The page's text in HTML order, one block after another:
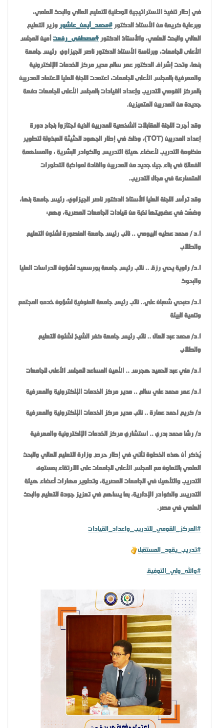
في إطار تنفيذ الاستراتيجية الوطنية للتعليم العالي والبحث العلمي،
وبرعاية كريمة من الأستاذ الدكتور#محمد_أيمن_عاشوروزير التعليم
العالي والبحث العلمي، والأستاذ الدكتور#مصطفى_رفعتأمين المجلس
الأعلى للجامعات، وبرئاسة الأستاذ الدكتور ناصر الجيزاوي رئيس جامعة
بنها، وتحت إشراف الدكتور عمر سالم مدير مركز الخدمات الإلكترونية
والمعرفية بالمجلس الأعلى للجامعات، اعتمدت اللجنة العليا لاعتماد المدربين
بالمركز القومي للتدريب وإعداد القيادات بالمجلس الأعلى للجامعات دفعة
جديدة من المدربين المتميزين.
وقد أجرت اللجنة المقابلات الشخصية للمدربين الذين اجتازوا بنجاح دورة
إعداد المدربين(TOT)
، وذلك في إطار الجهود الحثيثة المبذولة لتطوير
منظومة التدريب لأعضاء هيئة التدريس والكوادر البشرية ، والمساهمة
الفعالة في بناء جيل جديد من المدربين والقادة لمواكبة التطورات
المتسارعة في مجال التدريب.
وقد ترأس اللجنة العليا الأستاذ الدكتور ناصر الجيزاوي، رئيس جامعة بنها،
وضمّت في عضويتها نخبة من قيادات الجامعات المصرية، وهم:
ا.د / محمد عطيه البيومي .. نائب رئيس جامعة المنصورة لشئون التعليم
والطلاب
ا.د/ راوية يحي رزق .. نائب رئيس جامعة بورسعيد لشؤون الدراسات العليا
والبحوث
ا.د/ صبحي شعبان علي.. نائب رئيس جامعة المنوفية لشؤون خدمه المجتمع
وتنمية البيئة
ا.د/ محمد عبد العال .. نائب رئيس جامعة كفر الشيخ لشئون التعليم
والطلاب
ا.د/ مني عبد الحميد هجرس .. الأمين المساعد للمجلس الأعلى للجامعات
ا.د/ عمر محمد علي سالم .. مدير مركز الخدمات الإلكترونية والمعرفية
د/ كريم احمد عمارة .. نائب مدير مركز الخدمات الإلكترونية والمعرفية
د/ رشا محمد بدري .. استشاري مركز الخدمات الإلكترونية والمعرفية
يُذكر أن هذه الخطوة تأتي في إطار حرص وزارة التعليم العالي والبحث
العلمي بالتعاون مع المجلس الأعلى للجامعات على الارتقاء بمستوى
التدريب والتأهيل في الجامعات المصرية، وتطوير مهارات أعضاء هيئة
التدريس والكوادر الإدارية، بما يساهم في تعزيز جودة التعليم والبحث
العلمي في مصر.
#المركز_القومي_للتدريب_واعداد_القيادات
#تدريب_يقود_المستقبل
#والله_ولي_التوفيق